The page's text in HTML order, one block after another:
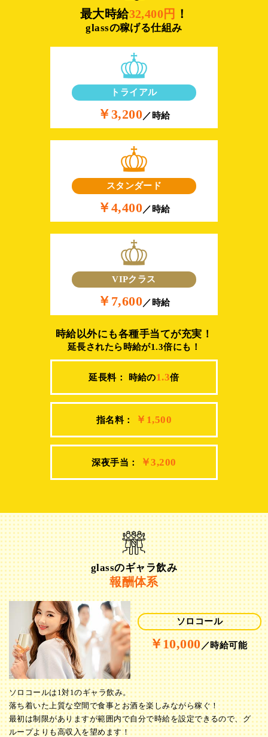
最大時給32,400円 ！
glassの稼げる仕組み
トライアル
￥3,200／時給
スタンダード
￥4,400／時給
VIPクラス
￥7,600／時給
時給以外にも各種手当てが充実！
延長されたら時給が1.3倍にも！
延長料： 時給の1.3倍
指名料： ￥1,500
深夜手当： ￥3,200
glassのギャラ飲み
報酬体系
ソロコール
￥10,000／時給可能
ソロコールは1対1のギャラ飲み。
落ち着いた上質な空間で食事とお酒を楽しみながら稼ぐ！
最初は制限がありますが範囲内で自分で時給を設定できるので、グ
ループよりも高収入を望めます！